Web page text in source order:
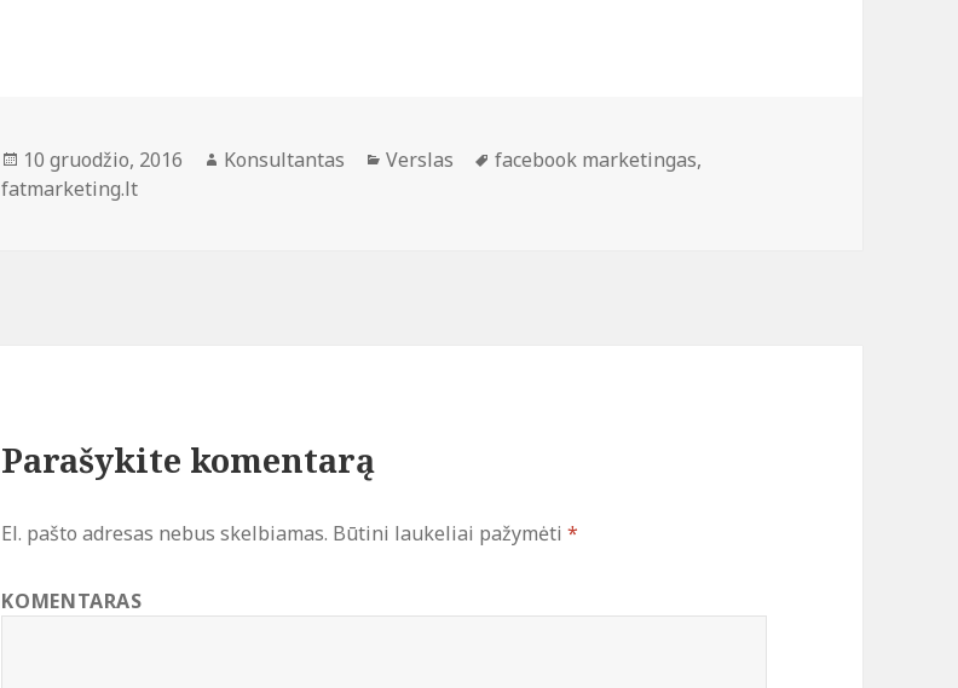
Paskelbta
10 gruodžio, 2016 Autorius
Konsultantas Kategorijos
Verslas Žymos
facebook marketingas,
fatmarketing.lt
Parašykite komentarą
El. pašto adresas nebus skelbiamas. Būtini laukeliai pažymėti*
KOMENTARAS